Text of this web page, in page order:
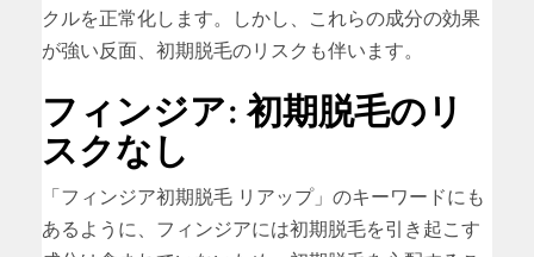
クルを正常化します。しかし、これらの成分の効果
が強い反面、初期脱毛のリスクも伴います。
フィンジア: 初期脱毛のリ
スクなし
「フィンジア初期脱毛 リアップ」のキーワードにも
あるように、フィンジアには初期脱毛を引き起こす